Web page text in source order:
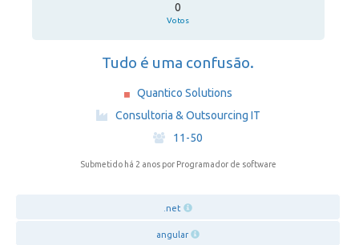
0
Votos
Tudo é uma confusão.
Quantico Solutions
·
Consultoria & Outsourcing IT
·
11-50
Submetido há 2 anos por Programador de software
.net
angular